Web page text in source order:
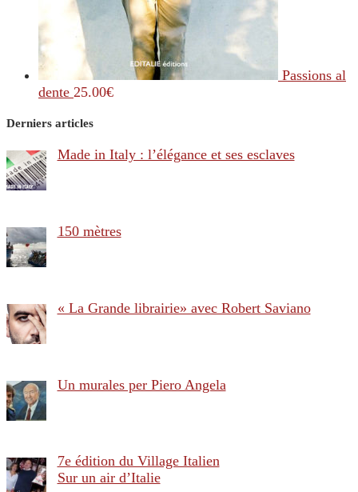
Passions al
dente 25.00€
Derniers articles
Made in Italy : l’élégance et ses esclaves
150 mètres
« La Grande librairie» avec Robert Saviano
Un murales per Piero Angela
7e édition du Village Italien
Sur un air d’Italie